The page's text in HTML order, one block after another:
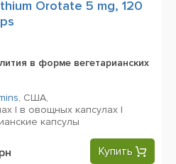
Orotate 5 mg, 120
в форме вегетарианских
, США,
| в овощных капсулах |
капсулы
Купить